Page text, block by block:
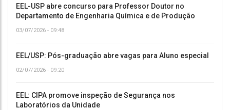
EEL-USP abre concurso para Professor Doutor no
Departamento de Engenharia Química e de Produção
03/07/2026 - 09:48
EEL/USP: Pós-graduação abre vagas para Aluno especial
02/07/2026 - 09:20
EEL: CIPA promove inspeção de Segurança nos
Laboratórios da Unidade